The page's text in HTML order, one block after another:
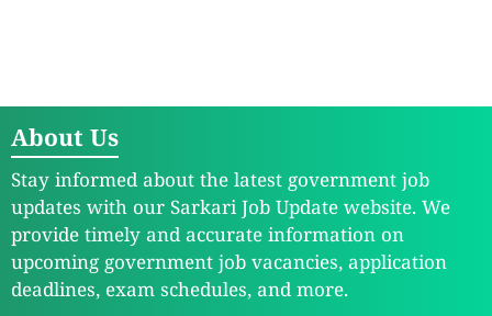
About Us
Stay informed about the latest government job
updates with our Sarkari Job Update website. We
provide timely and accurate information on
upcoming government job vacancies, application
deadlines, exam schedules, and more.